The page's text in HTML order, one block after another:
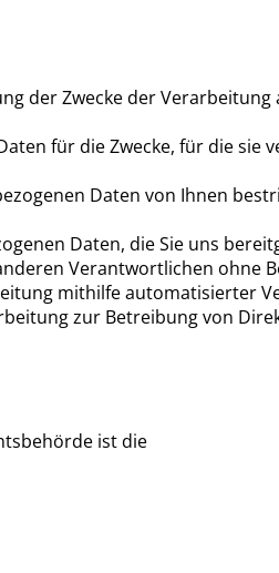
der Zwecke der
für die Zwecke, für die
Daten von Ihnen
Daten, die Sie uns
Verantwortlichen ohne
mithilfe automatisierter
zur Betreibung von
ist die